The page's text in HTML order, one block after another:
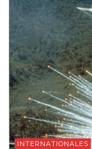
INTERNATIONALES